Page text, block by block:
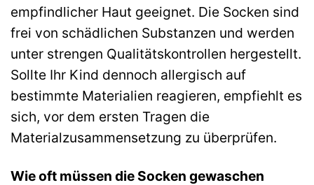
empfindlicher Haut geeignet. Die Socken sind
frei von schädlichen Substanzen und werden
unter strengen Qualitätskontrollen hergestellt.
Sollte Ihr Kind dennoch allergisch auf
bestimmte Materialien reagieren, empfiehlt es
sich, vor dem ersten Tragen die
Materialzusammensetzung zu überprüfen.
Wie oft müssen die Socken gewaschen